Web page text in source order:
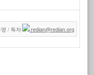
영 / 독자 redian@redian.org